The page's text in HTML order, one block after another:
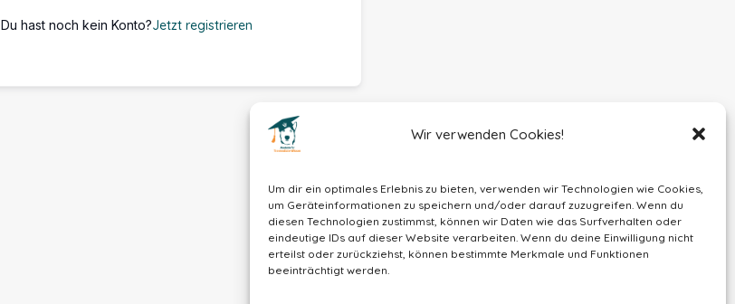
Wir verwenden Cookies!
Um dir ein optimales Erlebnis zu bieten, verwenden wir Technologien wie Cookies,
um Geräteinformationen zu speichern und/oder darauf zuzugreifen. Wenn du
diesen Technologien zustimmst, können wir Daten wie das Surfverhalten oder
eindeutige IDs auf dieser Website verarbeiten. Wenn du deine Einwilligung nicht
erteilst oder zurückziehst, können bestimmte Merkmale und Funktionen
beeinträchtigt werden.
Du hast noch kein Konto?Jetzt registrieren